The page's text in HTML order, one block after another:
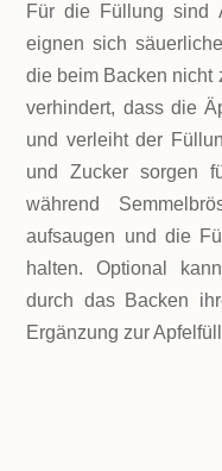
Für die Füllung sind
eignen sich
die beim Backen nicht
verhindert, dass die
und verleiht der
und Zucker sorgen
während
aufsaugen und die
halten. Optional
durch das Backen
Ergänzung zur